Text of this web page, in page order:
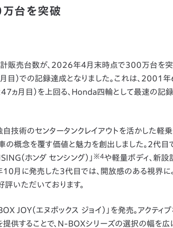
台を突破
販売台数が、2026年4月末時点で300万台を突
）での記録達成となりました。これは、2001
ヵ月目）を上回る、Honda四輪として最速の記
術のセンタータンクレイアウトを活かした軽
概念を覆す価値と魅力を創出しました。2代目
（ホンダ センシング）」 ※4や軽量ボディ、新設
10月に発売した3代目では、開放感のある視界に
いただいております。
JOY（エヌボックス ジョイ）」を発売。アクティ
供することで、N-BOXシリーズの選択の幅を広